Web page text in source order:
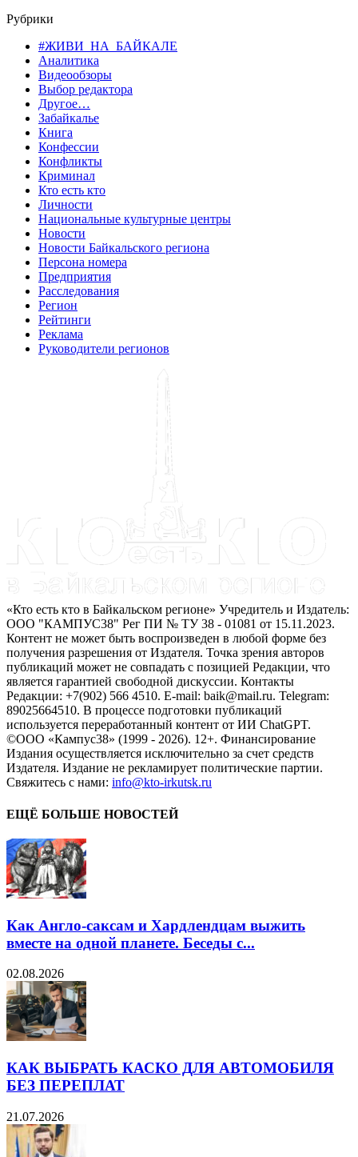
Рубрики
#ЖИВИ_НА_БАЙКАЛЕ
Аналитика
Видеообзоры
Выбор редактора
Другое…
Забайкалье
Книга
Конфессии
Конфликты
Криминал
Кто есть кто
Личности
Национальные культурные центры
Новости
Новости Байкальского региона
Персона номера
Предприятия
Расследования
Регион
Рейтинги
Реклама
Руководители регионов
«Кто есть кто в Байкальском регионе» Учредитель и Издатель:
ООО "КАМПУС38" Рег ПИ № ТУ 38 - 01081 от 15.11.2023.
Контент не может быть воспроизведен в любой форме без
получения разрешения от Издателя. Точка зрения авторов
публикаций может не совпадать с позицией Редакции, что
является гарантией свободной дискуссии. Контакты
Редакции: +7(902) 566 4510. E-mail: baik@mail.ru. Telegram:
89025664510. В процессе подготовки публикаций
используется переработанный контент от ИИ ChatGPT.
©ООО «Кампус38» (1999 - 2026). 12+. Финансирование
Издания осуществляется исключительно за счет средств
Издателя. Издание не рекламирует политические партии.
Свяжитесь с нами: info@kto-irkutsk.ru
ЕЩЁ БОЛЬШЕ НОВОСТЕЙ
Как Англо-саксам и Хардлендцам выжить
вместе на одной планете. Беседы с...
02.08.2026
КАК ВЫБРАТЬ КАСКО ДЛЯ АВТОМОБИЛЯ
БЕЗ ПЕРЕПЛАТ
21.07.2026